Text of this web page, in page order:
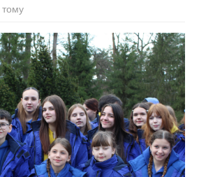
тому